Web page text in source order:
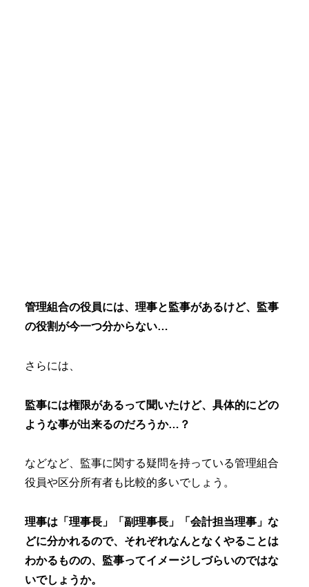
管理組合の役員には、理事と監事があるけど、監事
の役割が今一つ分からない…
さらには、
監事には権限があるって聞いたけど、具体的にどの
ような事が出来るのだろうか…？
などなど、監事に関する疑問を持っている管理組合
役員や区分所有者も比較的多いでしょう。
理事は「理事長」「副理事長」「会計担当理事」な
どに分かれるので、それぞれなんとなくやることは
わかるものの、監事ってイメージしづらいのではな
いでしょうか。